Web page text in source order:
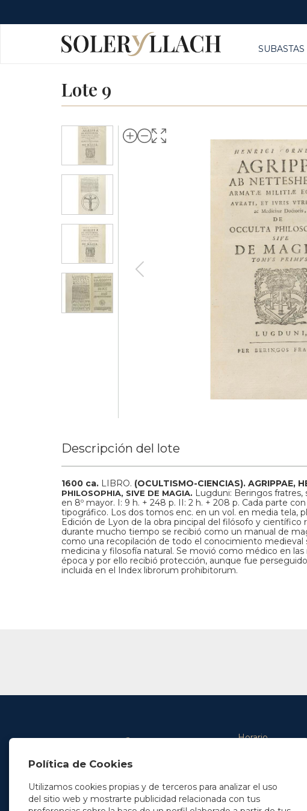
SUBASTAS
Lote 9
Descripción del lote
1600 ca. LIBRO. (OCULTISMO-CIENCIAS). AGRIPPAE,
PHILOSOPHIA, SIVE DE MAGIA. Lugduni: Beringos fratres,
en 8º mayor. I: 9 h. + 248 p. II: 2 h. + 208 p. Cada parte
tipográfico. Los dos tomos enc. en un vol. en media tela,
Edición de Lyon de la obra pincipal del filósofo y científico
durante mucho tiempo se recibió como un manual de
como una recopilación de todo el conocimiento medieval
medicina y filosofía natural. Se movió como médico en
época y por ello recibió protección, aunque fue
incluida en el Index librorum prohibitorum.
En Madrid
info@soleryllach.com
Horario
De 9.00 a 13.30
y de 14.30 a 18.00
Viernes:
De 8.30 a 15.00
Política de Cookies
Utilizamos cookies propias y de terceros para analizar el uso
del sitio web y mostrarte publicidad relacionada con tus